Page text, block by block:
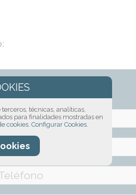
técnicas, analíticas,
para finalidades mostradas en
cookies. Configurar Cookies.